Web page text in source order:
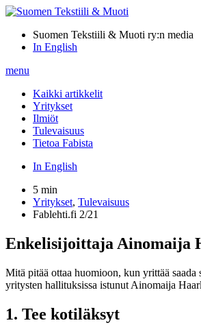
Suomen Tekstiili & Muoti ry:n media
In English
menu
Kaikki artikkelit
Yritykset
Ilmiöt
Tulevaisuus
Tietoa Fabista
In English
5 min
Yritykset, Tulevaisuus
Fablehti.fi 2/21
Enkelisijoittaja Ainomaija
Mitä pitää ottaa huomioon, kun yrittää
yritysten hallituksissa istunut Ainomaija
1. Tee kotiläksyt